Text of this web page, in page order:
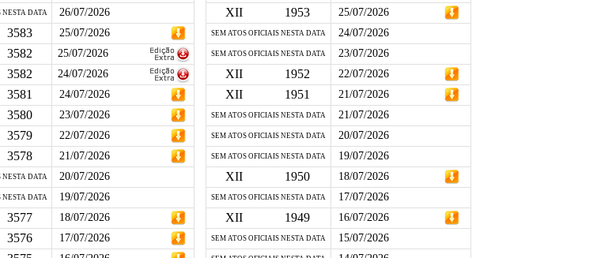
NESTA DATA 26/07/2026
3583 25/07/2026
3582 25/07/2026
3582 24/07/2026
3581 24/07/2026
3580 23/07/2026
3579 22/07/2026
3578 21/07/2026
NESTA DATA 20/07/2026
NESTA DATA 19/07/2026
3577 18/07/2026
3576 17/07/2026
XII 1953 25/07/2026
SEM ATOS OFICIAIS NESTA DATA 24/07/2026
SEM ATOS OFICIAIS NESTA DATA 23/07/2026
XII 1952 22/07/2026
XII 1951 21/07/2026
SEM ATOS OFICIAIS NESTA DATA 21/07/2026
SEM ATOS OFICIAIS NESTA DATA 20/07/2026
SEM ATOS OFICIAIS NESTA DATA 19/07/2026
XII 1950 18/07/2026
SEM ATOS OFICIAIS NESTA DATA 17/07/2026
XII 1949 16/07/2026
SEM ATOS OFICIAIS NESTA DATA 15/07/2026